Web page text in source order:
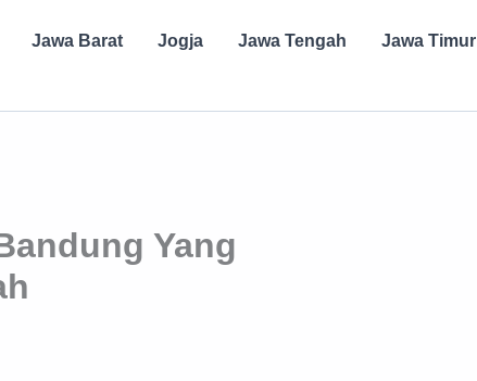
Jawa Barat Jogja Jawa Tengah Jawa Timur
Yang